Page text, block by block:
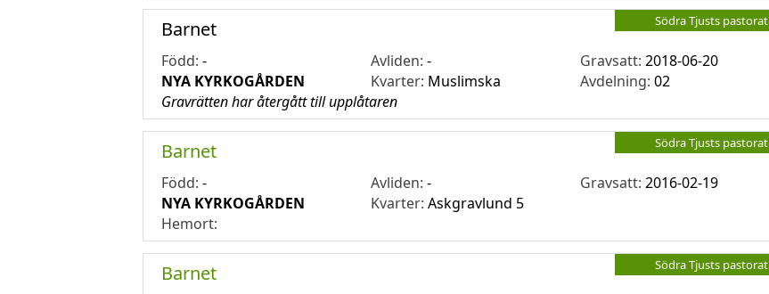
Södra Tjusts pastorat
Barnet
Född: - Avliden:- Gravsatt:2018-06-20
NYA KYRKOGÅRDEN
Kvarter: Muslimska Avdelning:02
Gravrätten har återgått till upplåtaren
Södra Tjusts pastorat
Barnet
Född: - Avliden:- Gravsatt:2016-02-19
NYA KYRKOGÅRDEN
Kvarter:Askgravlund 5
Hemort:
Södra Tjusts pastorat
Barnet